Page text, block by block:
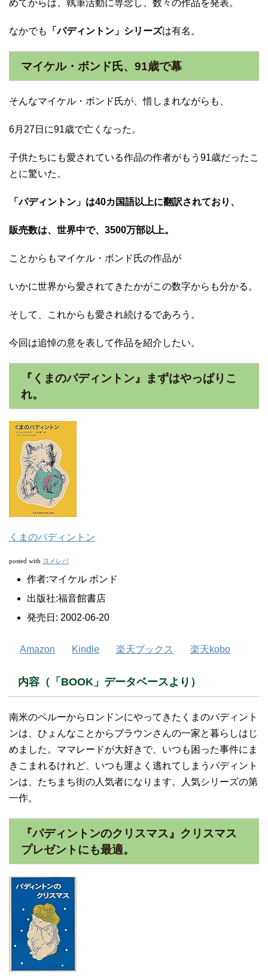
めてからは、執筆活動に専念し、数々の作品を発表。
なかでも 「パディントン」シリーズは有名。
マイケル・ボンド氏、91歳で幕
そんなマイケル・ボンド氏が、惜しまれながらも、
6月27日に91歳で亡くなった。
子供たちにも愛されている作品の作者がもう91歳だったこ
とに驚いた。
「パディントン」は40カ国語以上に翻訳されており、
販売数は、世界中で、3500万部以上。
ことからもマイケル・ボンド氏の作品が
いかに世界から愛されてきたかがこの数字からも分かる。
そして、これからも愛され続けるであろう。
今回は追悼の意を表して作品を紹介したい。
『くまのパディントン』まずはやっぱりこ
れ。
くまのパディントン
posted with ヨメレバ
作者:マイケル ボンド
出版社:福音館書店
発売日: 2002-06-20
Amazon Kindle 楽天ブックス 楽天kobo
内容（「BOOK」データベースより）
南米のペルーからロンドンにやってきたくまのパディント
ンは、ひょんなことからブラウンさんの一家と暮らしはじ
めました。ママレードが大好きで、いつも困った事件にま
きこまれるけれど、いつも運よく逃れてしまうパディント
ンは、たちまち街の人気者になります。人気シリーズの第
一作。
『パディントンのクリスマス』クリスマス
プレゼントにも最適。